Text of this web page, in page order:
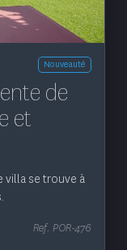
Nouveauté
de
et
villa se trouve à
Ref. POR-476